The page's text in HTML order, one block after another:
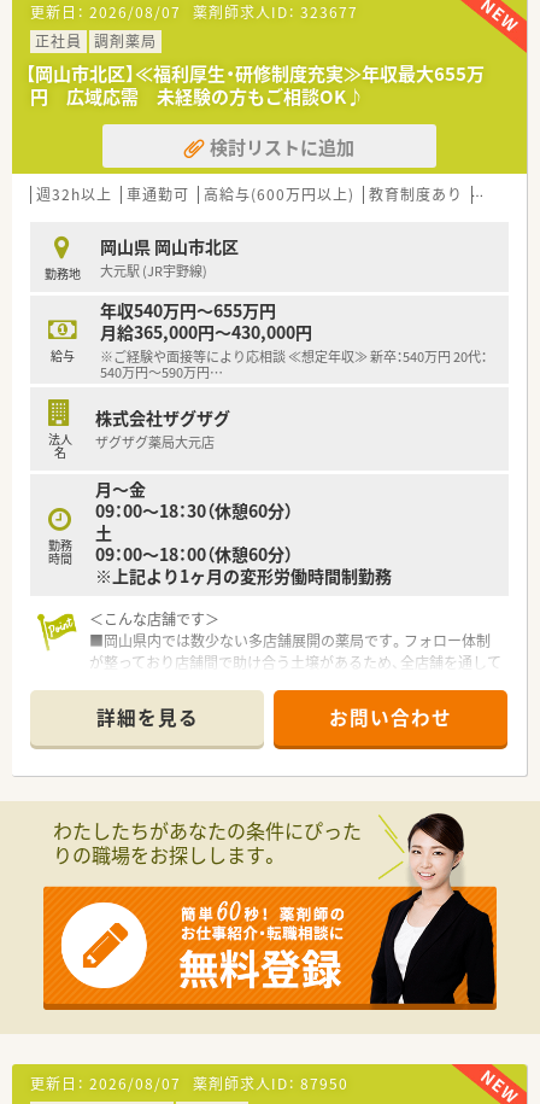
＜研修制度＞
■先輩社員が丁寧に指導いたします。
■医薬品メーカーによる勉強会も実施しています。
＜法人特徴＞
■岡山で4店舗展開されています。
地域に密着した薬局です。
■社長も薬剤師なので、お子様のこと・ご家庭のことなど、いざ
という時のお休みも流動的に対応して頂けるので安心です。
＜こんな方にもオススメ＞
■公共交通機関での通勤を希望される方
■午後のみの勤務を希望される方
少しでも気になった方はお問い合わせくださいませ
更新日： 2026/08/07 薬剤師求人ID： 323677
正社員
調剤薬局
【岡山市北区】≪福利厚生・研修制度充実≫年収最大655万
円 広域応需 未経験の方もご相談OK♪
検討リストに追加
週32h以上 車通勤可 高給与(600万円以上) 教育制度あり シフト制
勤務地
岡山県 岡山市北区
大元駅 (JR宇野線)
給与
年収540万円～655万円
月給365,000円～430,000円
※ご経験や面接等により応相談 ≪想定年収≫ 新卒：540万円 20代：
540万円～590万円…
法人
名
株式会社ザグザグ
ザグザグ薬局大元店
勤務
時間
月～金
09：00～18：30（休憩60分）
土
09：00～18：00（休憩60分）
※上記より1ヶ月の変形労働時間制勤務
＜こんな店舗です＞
■岡山県内では数少ない多店舗展開の薬局です。フォロー体制
が整っており店舗間で助け合う土壌があるため、全店舗を通して
■ドラッグストアならではの広々とした駐車場もついており、マ
イカー通勤が便利な立地です。
〈会社の特徴〉
■近年、関西方面にも店舗展開をしています。
■ドラッグストア併設調剤薬局を40店舗以上展開。
■店舗拡大に伴いキャリアアップできるポジションが多数あり！
頑張り次第で高給与も可能！
■日用品から医薬品・化粧品まで、従業員割引制度など支出を減
らせる嬉しいメリットもたくさんあります！
■「暮らしに役立つことなら何でも取り組もう」をモットーに、
認知症カフェなどの地域貢献活動を行っています。
■設備機器を全店舗統一しており、分包機・軟膏ねり機・PTP除包
機の他にバーコード照合監査システムを全店に導入していま
■月3日まで希望休を出すことが出来るため、プライベートの予
定が立てやすい環境が整っています。
詳細を見る お問い合わせ
わたしたちがあなたの条件にぴった
りの職場をお探しします。
更新日： 2026/08/07 薬剤師求人ID： 87950